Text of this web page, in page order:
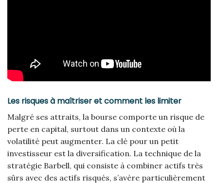
Les risques à maîtriser et comment les limiter
Malgré ses attraits, la bourse comporte un risque de
perte en capital, surtout dans un contexte où la
volatilité peut augmenter. La clé pour un petit
investisseur est la diversification. La technique de la
stratégie Barbell, qui consiste à combiner actifs très
sûrs avec des actifs risqués, s’avère particulièrement